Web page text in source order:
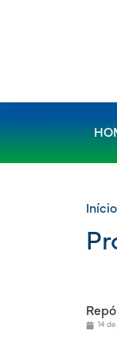
Início
14